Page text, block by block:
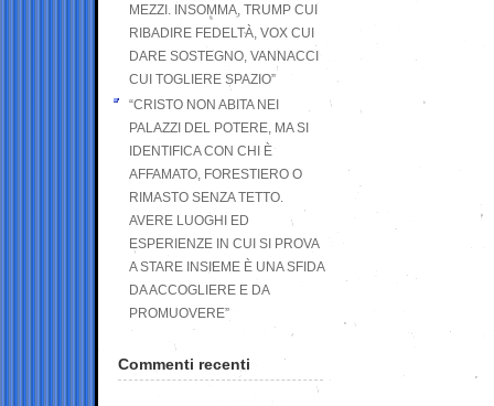
MEZZI. INSOMMA, TRUMP CUI
RIBADIRE FEDELTÀ, VOX CUI
DARE SOSTEGNO, VANNACCI
CUI TOGLIERE SPAZIO”
“CRISTO NON ABITA NEI
PALAZZI DEL POTERE, MA SI
IDENTIFICA CON CHI È
AFFAMATO, FORESTIERO O
RIMASTO SENZA TETTO.
AVERE LUOGHI ED
ESPERIENZE IN CUI SI PROVA
A STARE INSIEME È UNA SFIDA
DA ACCOGLIERE E DA
PROMUOVERE”
Commenti recenti